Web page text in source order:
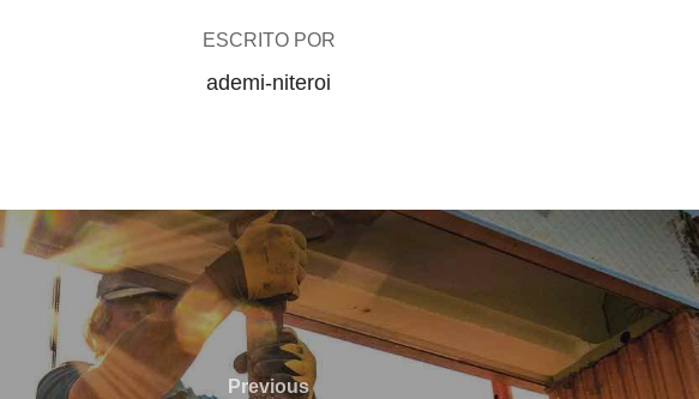
ESCRITO POR
ademi-niteroi
Previous
Previous